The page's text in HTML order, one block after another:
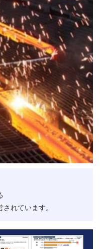
ム企業動向
アップ企業
地図
れています。